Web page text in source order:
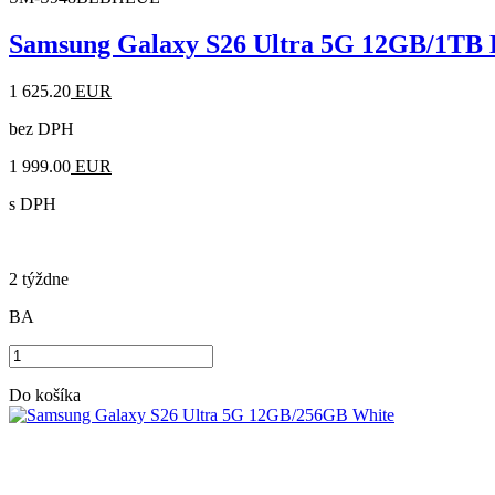
Samsung Galaxy S26 Ultra 5G 12GB/1TB
1 625.20 EUR
bez DPH
1 999.00 EUR
s DPH
2 týždne
BA
Do košíka